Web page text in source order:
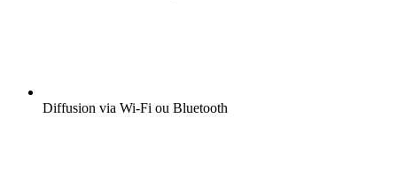
Diffusion via Wi-Fi ou Bluetooth